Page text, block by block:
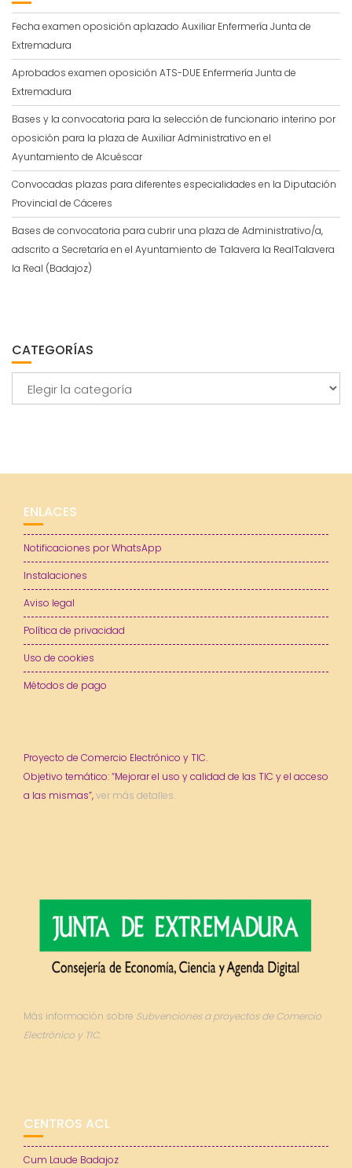
Fecha examen oposición aplazado Auxiliar Enfermería Junta de
Extremadura
Aprobados examen oposición ATS-DUE Enfermería Junta de
Extremadura
Bases y la convocatoria para la selección de funcionario interino por
oposición para la plaza de Auxiliar Administrativo en el
Ayuntamiento de Alcuéscar
Convocadas plazas para diferentes especialidades en la Diputación
Provincial de Cáceres
Bases de convocatoria para cubrir una plaza de Administrativo/a,
adscrito a Secretaría en el Ayuntamiento de Talavera la RealTalavera
la Real (Badajoz)
CATEGORÍAS
ENLACES
Notificaciones por WhatsApp
Instalaciones
Aviso legal
Política de privacidad
Uso de cookies
Métodos de pago
Proyecto de Comercio Electrónico y TIC.
Objetivo temático: “Mejorar el uso y calidad de las TIC y el acceso
a las mismas”,ver más detalles.
Más información sobre Subvenciones a proyectos de Comercio
Electrónico y TIC.
CENTROS ACL
Cum Laude Badajoz